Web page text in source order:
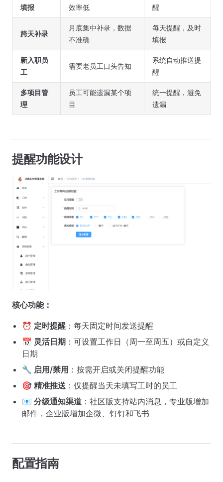
填报
效率低
醒
跨天补录
月底集中补录，数据
不准确
每天提醒，及时
填报
新入职员
工
需要老员工口头告知
系统自动推送提
醒
多项目管
理
员工可能遗漏某个项
目
统一提醒，避免
遗漏
提醒功能设计
核心功能：
⏰ 定时提醒 ：每天固定时间发送提醒
📅 灵活日期 ：可设置工作日（周一至周五）或自定义
日期
🔧 启用/禁用 ：按需开启或关闭提醒功能
🎯 精准推送 ：仅提醒当天未填写工时的员工
📧 分级通知渠道 ：社区版支持站内消息，专业版增加
邮件，企业版增加企微、钉钉和飞书
配置指南